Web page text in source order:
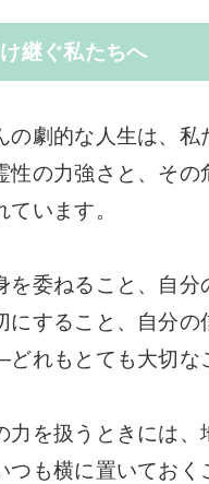
継ぐ私たちへ
の劇的な人生は、私
性の力強さと、その
います。
を委ねること、自分
にすること、自分の
れもとても大切な
力を扱うときには、
つも横に置いておく